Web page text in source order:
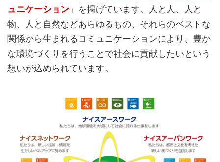
ュニケーション 」を掲げています。人と人、人と
物、人と自然などあらゆるもの、それらのベストな
関係から生まれるコミュニケーションにより、豊か
な環境づくりを行うことで社会に貢献したいという
想いが込められています。